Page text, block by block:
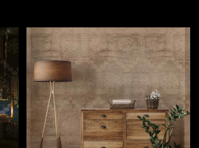
diferența, așa că poți miza pe imprimeuri
spectaculoase, dacă vrei să transformi
dormitor cu design
și formele își păstrează intensitatea, chiar și după
se demodează. Mai mult, acum ai ocazia de a
pe care ți-o dorești. Așadar, cu VLAdiLA este mai
mereu. Colecțiile noastre sunt realizate de
de a beneficia de o transformare cu adevărat
toate preferințele. Comandă acum și